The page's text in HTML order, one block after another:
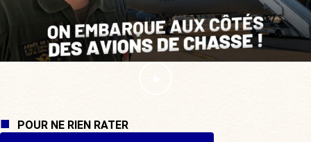
POUR NE RIEN RATER